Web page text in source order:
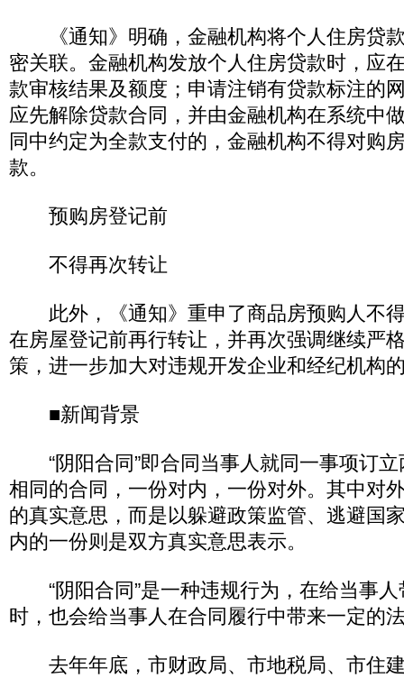
《通知》明确，金融机构将个人住房贷
密关联。金融机构发放个人住房贷款时，应
款审核结果及额度；申请注销有贷款标注的
应先解除贷款合同，并由金融机构在系统中
同中约定为全款支付的，金融机构不得对购
款。
预购房登记前
不得再次转让
此外，《通知》重申了商品房预购人不
在房屋登记前再行转让，并再次强调继续严
策，进一步加大对违规开发企业和经纪机构
■新闻背景
“阴阳合同”即合同当事人就同一事项订立
相同的合同，一份对内，一份对外。其中对
的真实意思，而是以躲避政策监管、逃避国
内的一份则是双方真实意思表示。
“阴阳合同”是一种违规行为，在给当事人
时，也会给当事人在合同履行中带来一定的
去年年底，市财政局、市地税局、市住